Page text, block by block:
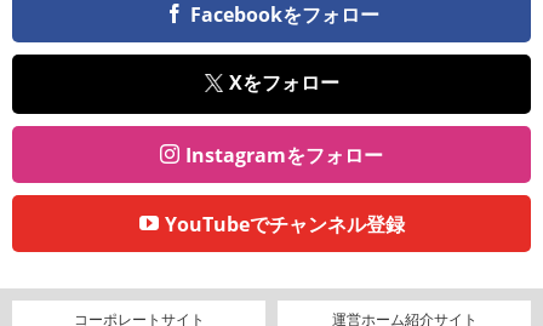
Facebookをフォロー
Xをフォロー
Instagramをフォロー
YouTubeでチャンネル登録
コーポレートサイト 運営ホーム紹介サイト